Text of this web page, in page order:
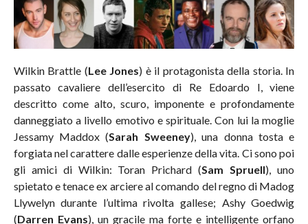
Wilkin Brattle (Lee Jones) è il protagonista della storia. In
passato cavaliere dell’esercito di Re Edoardo I, viene
descritto come alto, scuro, imponente e profondamente
danneggiato a livello emotivo e spirituale. Con lui la moglie
Jessamy Maddox (Sarah Sweeney), una donna tosta e
forgiata nel carattere dalle esperienze della vita. Ci sono poi
gli amici di Wilkin: Toran Prichard (Sam Spruell), uno
spietato e tenace ex arciere al comando del regno di Madog
Llywelyn durante l’ultima rivolta gallese; Ashy Goedwig
(Darren Evans), un gracile ma forte e intelligente orfano